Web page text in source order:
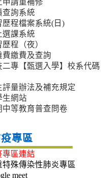
申請重補修
查詢系統
歷程檔案系統(日)
選課系統
程（夜）
費繳費及查詢
二專【甄選入學】校系代碼
評量辦法及補充規定
生網站
中等教育普查問卷
疫專區
專區連結
特殊傳染性肺炎專區
meet